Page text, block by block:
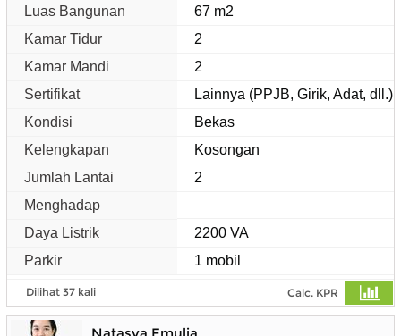
Luas Bangunan
67 m2
Kamar Tidur
2
Kamar Mandi
2
Sertifikat
Lainnya (PPJB, Girik, Adat, dll.)
Kondisi
Bekas
Kelengkapan
Kosongan
Jumlah Lantai
2
Menghadap
Daya Listrik
2200 VA
Parkir
1 mobil
Dilihat 37 kali Calc. KPR